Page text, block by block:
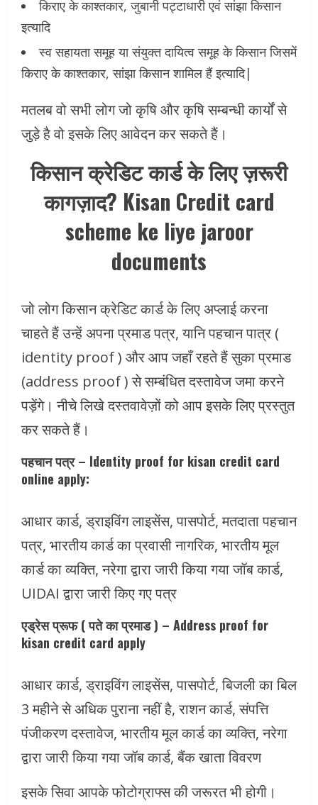
किराए के काश्‍तकार, जुबानी पट्टाधारी एवं सांझा किसान
इत्‍यादि
स्‍व सहायता समूह या संयुक्‍त दायित्‍व समूह के किसान जिसमें
किराए के काश्‍तकार, सांझा किसान शामिल हैं इत्यादि|
मतलब वो सभी लोग जो कृषि और कृषि सम्बन्धी कार्यों से
जुड़े है वो इसके लिए आवेदन कर सकते हैं।
किसान क्रेडिट कार्ड के लिए ज़रूरी
कागज़ाद? Kisan Credit card
scheme ke liye jaroor
documents
जो लोग किसान क्रेडिट कार्ड के लिए अप्लाई करना
चाहते हैं उन्हें अपना प्रमाड पत्र, यानि पहचान पात्र (
identity proof ) और आप जहाँ रहते हैं सुका प्रमाड
(address proof ) से सम्बंधित दस्तावेज जमा करने
पड़ेंगे। नीचे लिखे दस्तवावेज़ों को आप इसके लिए प्रस्तुत
कर सकते हैं।
पहचान पत्र – Identity proof for kisan credit card
online apply:
आधार कार्ड, ड्राइविंग लाइसेंस, पासपोर्ट, मतदाता पहचान
पत्र, भारतीय कार्ड का प्रवासी नागरिक, भारतीय मूल
कार्ड का व्यक्ति, नरेगा द्वारा जारी किया गया जॉब कार्ड,
UIDAI द्वारा जारी किए गए पत्र
एड्रेस प्रूफ ( पते का प्रमाड ) – Address proof for
kisan credit card apply
आधार कार्ड, ड्राइविंग लाइसेंस, पासपोर्ट, बिजली का बिल
3 महीने से अधिक पुराना नहीं है, राशन कार्ड, संपत्ति
पंजीकरण दस्तावेज, भारतीय मूल कार्ड का व्यक्ति, नरेगा
द्वारा जारी किया गया जॉब कार्ड, बैंक खाता विवरण
इसके सिवा आपके फोटोग्राफ्स की जरूरत भी होगी।